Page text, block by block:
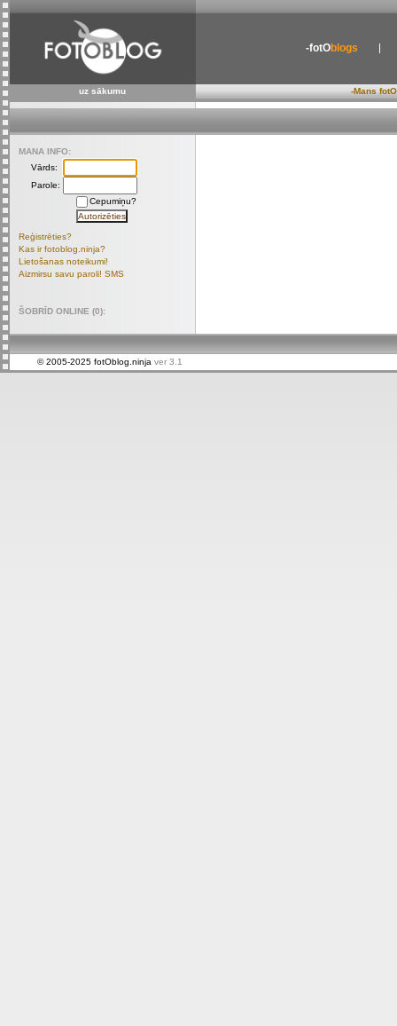
-fotOblogs
uz sākumu -Mans
MANA INFO:
Vārds:
Parole:
Cepumiņu?
Reģistrēties?
Kas ir fotoblog.ninja?
Lietošanas noteikumi!
Aizmirsu savu paroli! SMS
ŠOBRĪD ONLINE (0):
© 2005-2025 fotOblog.ninja ver 3.1